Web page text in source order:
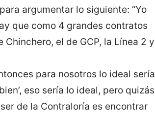
argumentar lo siguiente: “Yo
que como 4 grandes contratos
el de GCP, la Línea 2 y
para nosotros lo ideal sería
eso sería lo ideal, pero quizás
de la Contraloría es encontrar